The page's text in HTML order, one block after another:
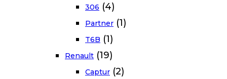
306 (4)
Partner (1)
T6B (1)
Renault (19)
Captur (2)